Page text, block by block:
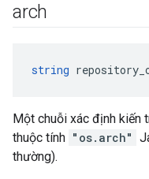
arch
string
Một chuỗi xác định kiến
thuộc tính "os.arch"
thường).